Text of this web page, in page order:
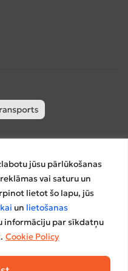
jūsu pārlūkošanas
vai saturu un
lietot šo lapu, jūs
un lietošanas
informāciju par sīkdatņu
. Cookie Policy